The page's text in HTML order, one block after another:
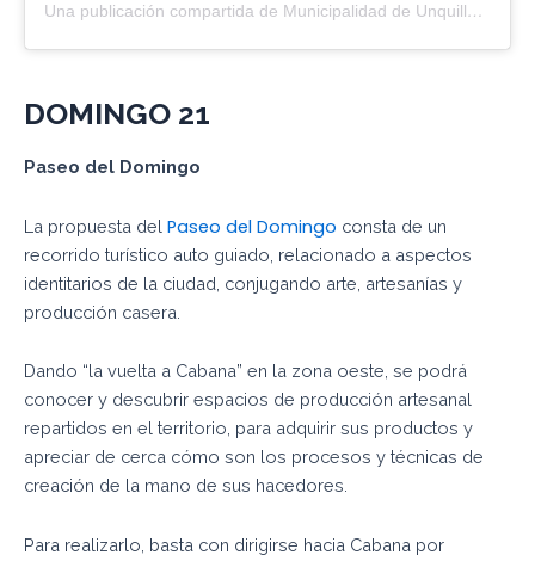
Una publicación compartida de Municipalidad de Unquillo (@muniunquillo)
DOMINGO 21
Paseo del Domingo
La propuesta del Paseo del Domingo consta de un
recorrido turístico auto guiado, relacionado a aspectos
identitarios de la ciudad, conjugando arte, artesanías y
producción casera.
Dando “la vuelta a Cabana” en la zona oeste, se podrá
conocer y descubrir espacios de producción artesanal
repartidos en el territorio, para adquirir sus productos y
apreciar de cerca cómo son los procesos y técnicas de
creación de la mano de sus hacedores.
Para realizarlo, basta con dirigirse hacia Cabana por